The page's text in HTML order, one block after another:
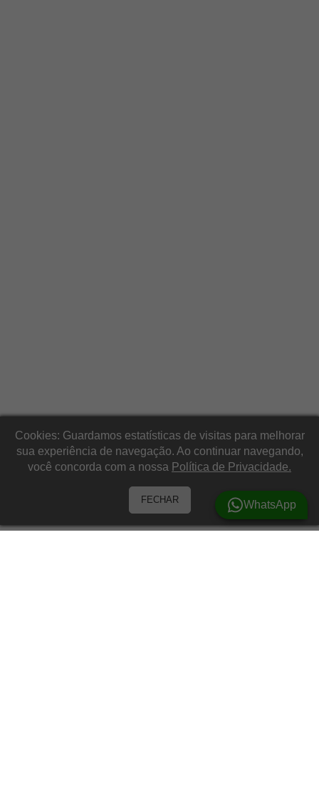
Cookies: Guardamos estatísticas de visitas para melhorar
sua experiência de navegação. Ao continuar navegando,
você concorda com a nossa Política de Privacidade.
FECHAR WhatsApp